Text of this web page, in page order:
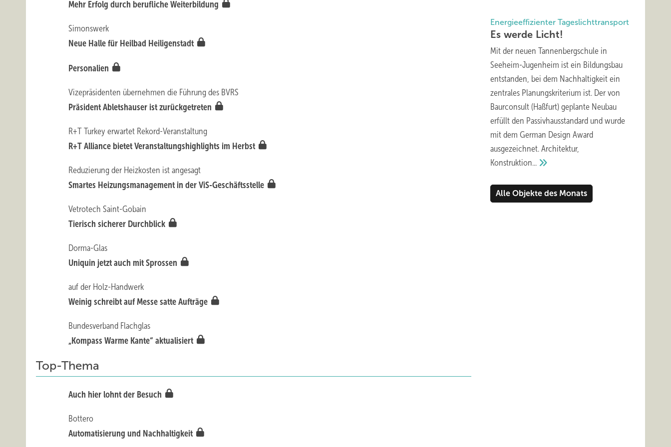
Mehr Erfolg durch berufliche Weiterbildung
Simonswerk
Neue Halle für Heilbad Heiligenstadt
Personalien
Vizepräsidenten übernehmen die Führung des BVRS
Präsident Abletshauser ist zurückgetreten
R+T Turkey erwartet Rekord-Veranstaltung
R+T Alliance bietet Veranstaltungs­highlights im Herbst
Reduzierung der Heizkosten ist angesagt
Smartes Heizungsmanagement in der ViS-Geschäftsstelle
Vetrotech Saint-Gobain
Tierisch sicherer Durchblick
Dorma-Glas
Uniquin jetzt auch mit Sprossen
auf der Holz-Handwerk
Weinig schreibt auf Mess e satte Aufträge
Bundesverband Flachglas
„Kompass Warme Kante“ aktualisie rt
Top-Thema
Auch hier lohnt der Besuch
Bottero
Automatisierung und Nachhaltigkeit
Energieeffizienter Tageslichttransport
Es werde Licht!
Mit der neuen Tannenbergschule in
Seeheim-Jugenheim ist ein Bildungsbau
entstanden, bei dem Nachhaltigkeit ein
zentrales Planungskriterium ist. Der von
Baurconsult (Haßfurt) geplante Neubau
erfüllt den Passivhausstandard und wurde
mit dem German Design Award
ausgezeichnet. Architektur,
Konstruktion...
Alle Objekte des Monats